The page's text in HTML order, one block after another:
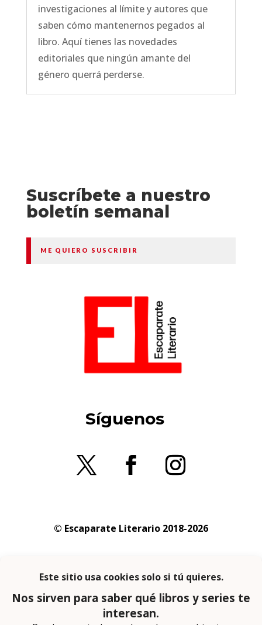
investigaciones al límite y autores que
saben cómo mantenernos pegados al
libro. Aquí tienes las novedades
editoriales que ningún amante del
género querrá perderse.
Suscríbete a nuestro
boletín semanal
ME QUIERO SUSCRIBIR
Síguenos
© Escaparate Literario 2018-2026
privacidad